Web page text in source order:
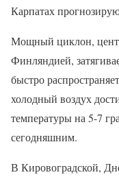
Карпатах
Мощный циклон,
Финляндией,
быстро
холодный воздух
температуры на 5-7
сегодняшним.
В Кировоградской,